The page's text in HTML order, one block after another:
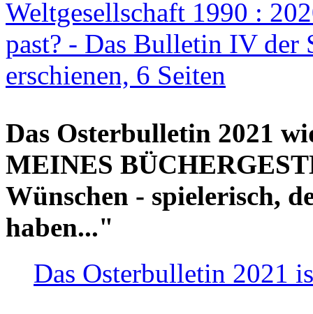
Weltgesellschaft 1990 :
past? - Das Bulletin IV der
erschienen, 6 Seiten
Das Osterbulletin 2021
MEINES
Wünschen - spielerisch,
haben..."
Das Osterbulletin 2021